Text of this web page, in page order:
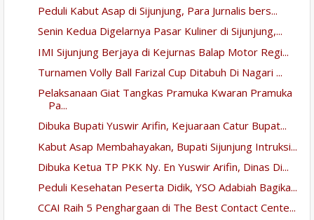
Peduli Kabut Asap di Sijunjung, Para Jurnalis bers...
Senin Kedua Digelarnya Pasar Kuliner di Sijunjung,...
IMI Sijunjung Berjaya di Kejurnas Balap Motor Regi...
Turnamen Volly Ball Farizal Cup Ditabuh Di Nagari ...
Pelaksanaan Giat Tangkas Pramuka Kwaran Pramuka
Pa...
Dibuka Bupati Yuswir Arifin, Kejuaraan Catur Bupat...
Kabut Asap Membahayakan, Bupati Sijunjung Intruksi...
Dibuka Ketua TP PKK Ny. En Yuswir Arifin, Dinas Di...
Peduli Kesehatan Peserta Didik, YSO Adabiah Bagika...
CCAI Raih 5 Penghargaan di The Best Contact Cente...